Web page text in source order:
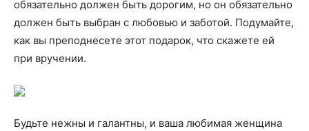
обязательно должен быть дорогим, но он обязательно
должен быть выбран с любовью и заботой. Подумайте,
как вы преподнесете этот подарок, что скажете ей
при вручении.
Будьте нежны и галантны, и ваша любимая женщина